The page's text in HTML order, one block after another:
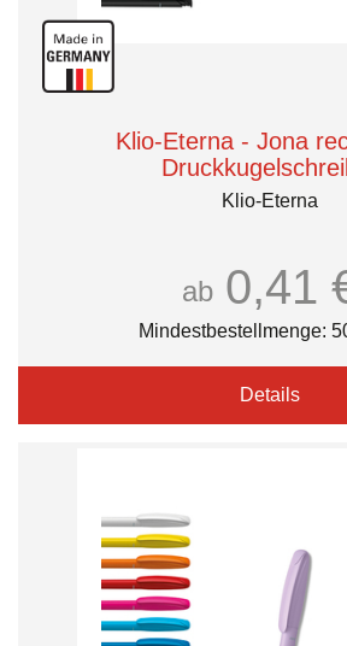
Klio-Eterna - Jona
Klio-Eterna
ab 0,41
Mindestbestellmenge:
Details